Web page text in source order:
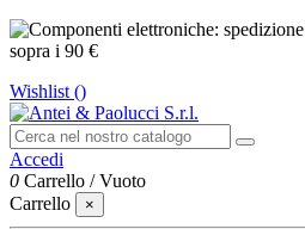
sopra i 90 €
Wishlist ()
Accedi
0 Carrello /Vuoto
Carrello
×